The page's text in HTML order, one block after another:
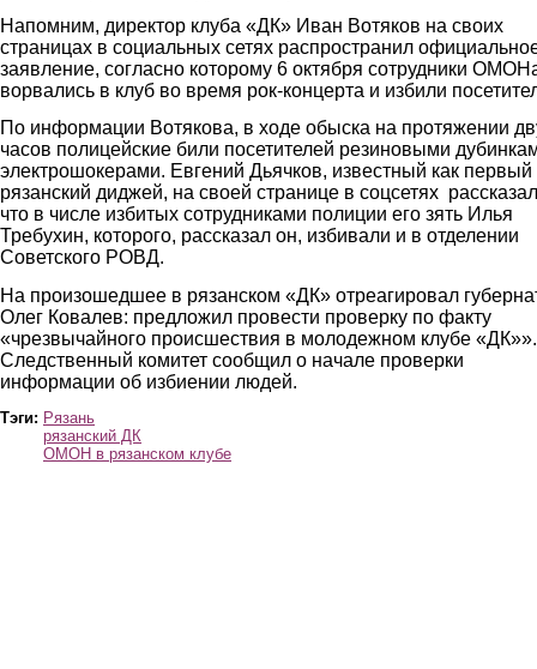
Напомним, директор клуба «ДК» Иван Вотяков на своих
страницах в социальных сетях распространил
заявление, согласно которому 6 октября сотрудники
ворвались в клуб во время рок-концерта и избили
По информации Вотякова, в ходе обыска на протяжении
часов полицейские били посетителей резиновыми
электрошокерами. Евгений Дьячков, известный как первый
рязанский диджей, на своей странице в соцсетях
что в числе избитых сотрудниками полиции его зять Илья
Требухин, которого, рассказал он, избивали и в отделении
Советского РОВД.
На произошедшее в рязанском «ДК» отреагировал
Олег Ковалев: предложил провести проверку по факту
«чрезвычайного происшествия в молодежном клубе «ДК»».
Следственный комитет сообщил о начале проверки
информации об избиении людей.
Тэги: Рязань
рязанский ДК
ОМОН в рязанском клубе